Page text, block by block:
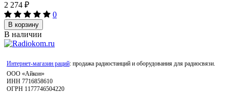
2 274 ₽
0
В корзину
В наличии
Интернет-магазин раций: продажа радиостанций и оборудования для радиосвязи.
ООО «Айкон»
ИНН 7716858610
ОГРН 1177746504220